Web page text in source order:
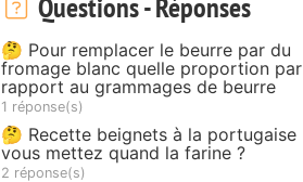
🤔 Pour remplacer le beurre par du
fromage blanc quelle proportion par
rapport au grammages de beurre
1 réponse(s)
🤔 Recette beignets à la portugaise
vous mettez quand la farine ?
2 réponse(s)